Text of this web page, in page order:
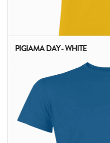
ALTRI PRODOTTI:
PIGIAMA DAY - WHITE